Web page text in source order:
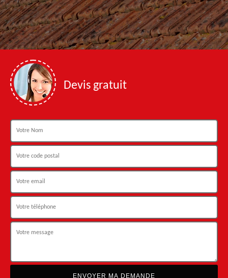
Devis gratuit